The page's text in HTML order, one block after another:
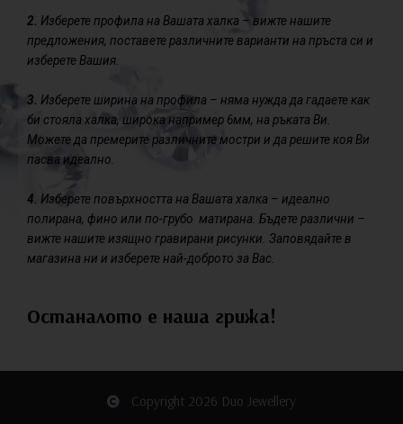
2. Изберете профила на Вашата халка – вижте нашите
предложения, поставете различните варианти на пръста си и
изберете Вашия.
3. Изберете ширина на профила – няма нужда да гадаете как
би стояла халка, широка например 6мм, на ръката Ви.
Можете да премерите различните мостри и да решите коя Ви
пасва идеално.
4. Изберете повърхността на Вашата халка – идеално
полирана, фино или по-грубо матирана. Бъдете различни –
вижте нашите изящно гравирани рисунки. Заповядайте в
магазина ни и изберете най-доброто за Вас.
Останалото е наша грижа!
Copyright 2026 Duo Jewellery